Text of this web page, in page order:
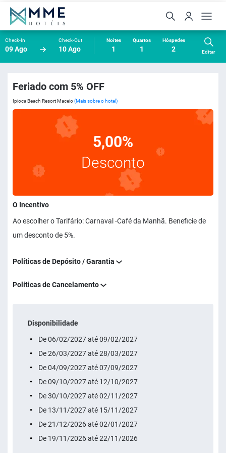
Check-In
09 Ago
Check-Out
10 Ago
Noites
1
Quartos
1
Hóspedes
2 Editar
Feriado com 5% OFF
Ipioca Beach Resort Maceio(Mais sobre o hotel)
5,00%
Desconto
O Incentivo
Ao escolher o Tarifário: Carnaval -Café da Manhã. Beneficie de
um desconto de 5%.
Políticas de Depósito / Garantia
Políticas de Cancelamento
Disponibilidade
De 06/02/2027 até 09/02/2027
De 26/03/2027 até 28/03/2027
De 04/09/2027 até 07/09/2027
De 09/10/2027 até 12/10/2027
De 30/10/2027 até 02/11/2027
De 13/11/2027 até 15/11/2027
De 21/12/2026 até 02/01/2027
De 19/11/2026 até 22/11/2026